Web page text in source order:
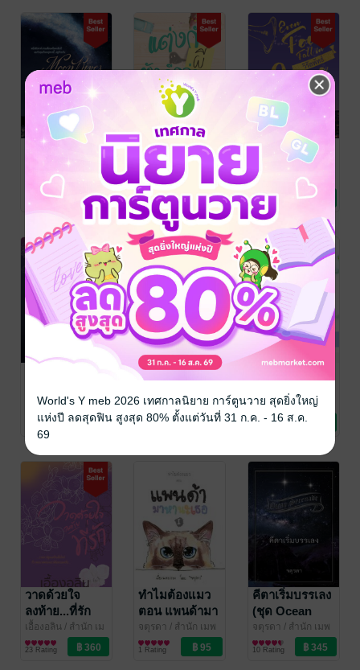
Moon River :
ที่ซึ่งดวงใจได้
บรรจบ
เอื้องอลิน/ สำนัก เม
พหมี พิมพ์
นิยายรัก
63 Rating
แต่งกับผียังดี
กว่านาย
เอื้องอลิน / สำนัก เม
พหมี พิมพ์
นิยายรัก
10 Rating
วิรัลพัทธ์ (Even
Fools Fall in
Love)
เอื้องอลิน
/ สำนัก เม
พหมี พิมพ์
นิยายรัก
48 Rating
พหมี พิมพ์
นิยายรัก
เพียงรอยใจ
พหมี พิมพ์
นิยายรัก
วาดรักในเรือน
พิเศษ)
เอื้องอลิน/ สำนัก เม
พหมี พิมพ์
นิยายรัก
วาดด้วยใจ
ลงท้าย...ที่รัก
เอื้องอลิน / สำนัก เม
พหมี พิมพ์
นิยายรัก
23 Rating
ทำไมต้องแมว
ตอน แพนด้ามา
หานะเธอ I
จตุรดา / สำนัก เมพ
หมี พิมพ์
หนังสือเด็กปฐมวัย /
นิทานภาพ
1 Rating
คีตาเริ่มบรรเลง
(ชุด Ocean
Serenade)
จตุรดา / สำนัก เมพ
หมี พิมพ์
นิยายแฟนตาซี
10 Rating
World's Y meb 2026 เทศกาลนิยาย การ์ตูนวาย สุดยิ่งใหญ่
แห่งปี ลดสุดฟิน สูงสุด 80% ตั้งแต่วันที่ 31 ก.ค. - 16 ส.ค.
69